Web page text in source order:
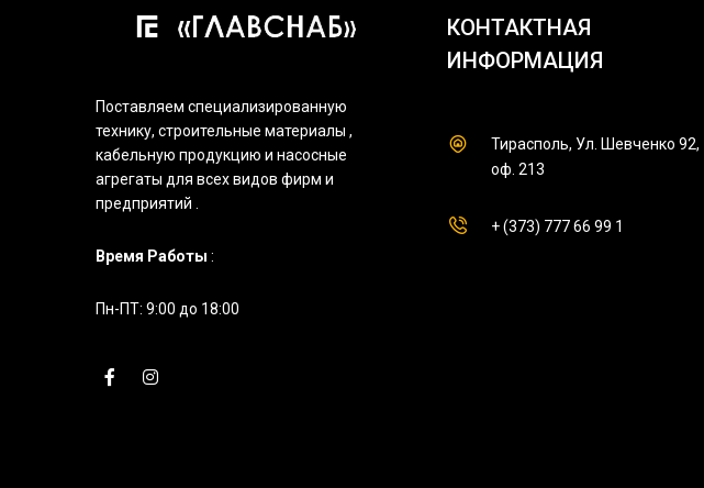
Поставляем специализированную
технику, строительные материалы ,
кабельную продукцию и насосные
агрегаты для всех видов фирм и
предприятий .
Время Работы :
Пн-ПТ: 9:00 до 18:00
КОНТАКТНАЯ
ИНФОРМАЦИЯ
Тирасполь, Ул. Шевченко 92,
оф. 213
+ (373) 777 66 99 1